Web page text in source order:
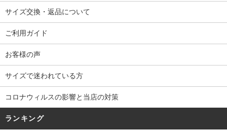
サイズ交換・返品について
ご利用ガイド
お客様の声
サイズで迷われている方
コロナウィルスの影響と当店の対策
ランキング